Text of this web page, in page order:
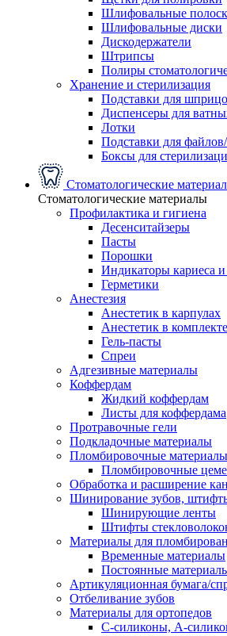
Шлифовальные
Шлифовальные диски
Дискодержатели
Штрипсы
Полиры
Хранение и стерилизация
Подставки для
Диспенсеры для
Лотки
Подставки для
Боксы для
Стоматологические
Стоматологические материалы
Профилактика и гигиена
Десенситайзеры
Пасты
Порошки
Индикаторы кариеса и
Герметики
Анестезия
Анестетик в карпулах
Анестетик в комплекте
Гель-пасты
Спреи
Адгезивные материалы
Коффердам
Жидкий коффердам
Листы для коффердама
Протравочные гели
Подкладочные материалы
Пломбировочные материалы
Пломбировочные
Обработка и расширение
Шинирование зубов,
Шинирующие ленты
Штифты
Материалы для
Временные материалы
Постоянные
Артикуляционная бумага/
Отбеливание зубов
Материалы для ортопедов
C-силиконы, А-